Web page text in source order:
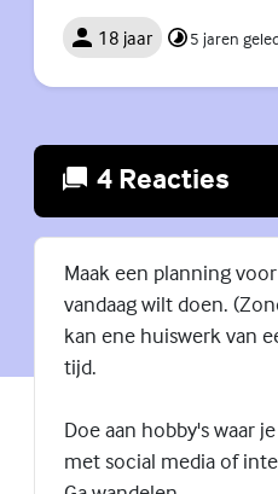
18 jaar 5 jaren
4 Reacties
Maak een planning
vandaag wilt doen.
kan ene huiswerk van
tijd.
Doe aan hobby's waar
met social media of